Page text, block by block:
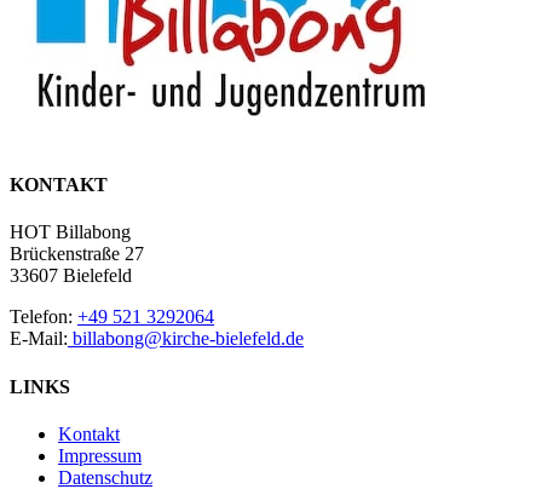
KONTAKT
HOT Billabong
Brückenstraße 27
33607 Bielefeld
Telefon: +49 521 3292064
E-Mail: billabong@kirche-bielefeld.de
LINKS
Kontakt
Impressum
Datenschutz